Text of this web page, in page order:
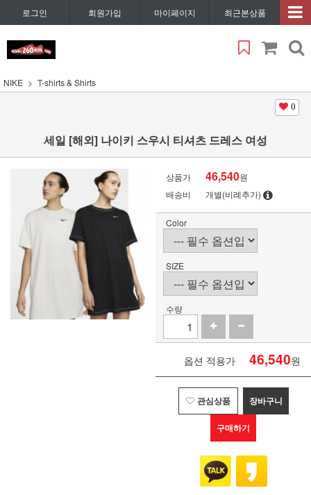
로그인 회원가입 마이페이지 최근본상품
NIKE T-shirts & Shirts
0
세일 [해외] 나이키 스우시 티셔츠 드레스 여성
상품가 46,540원
배송비
개별(비례추가)
Color
SIZE
수량
옵션 적용가 46,540원
관심상품 장바구니
구매하기